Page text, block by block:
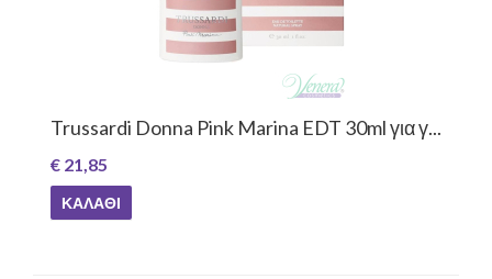
Trussardi Donna Pink Marina EDT 30ml για γ...
€ 21,85
ΚΑΛΆΘΙ